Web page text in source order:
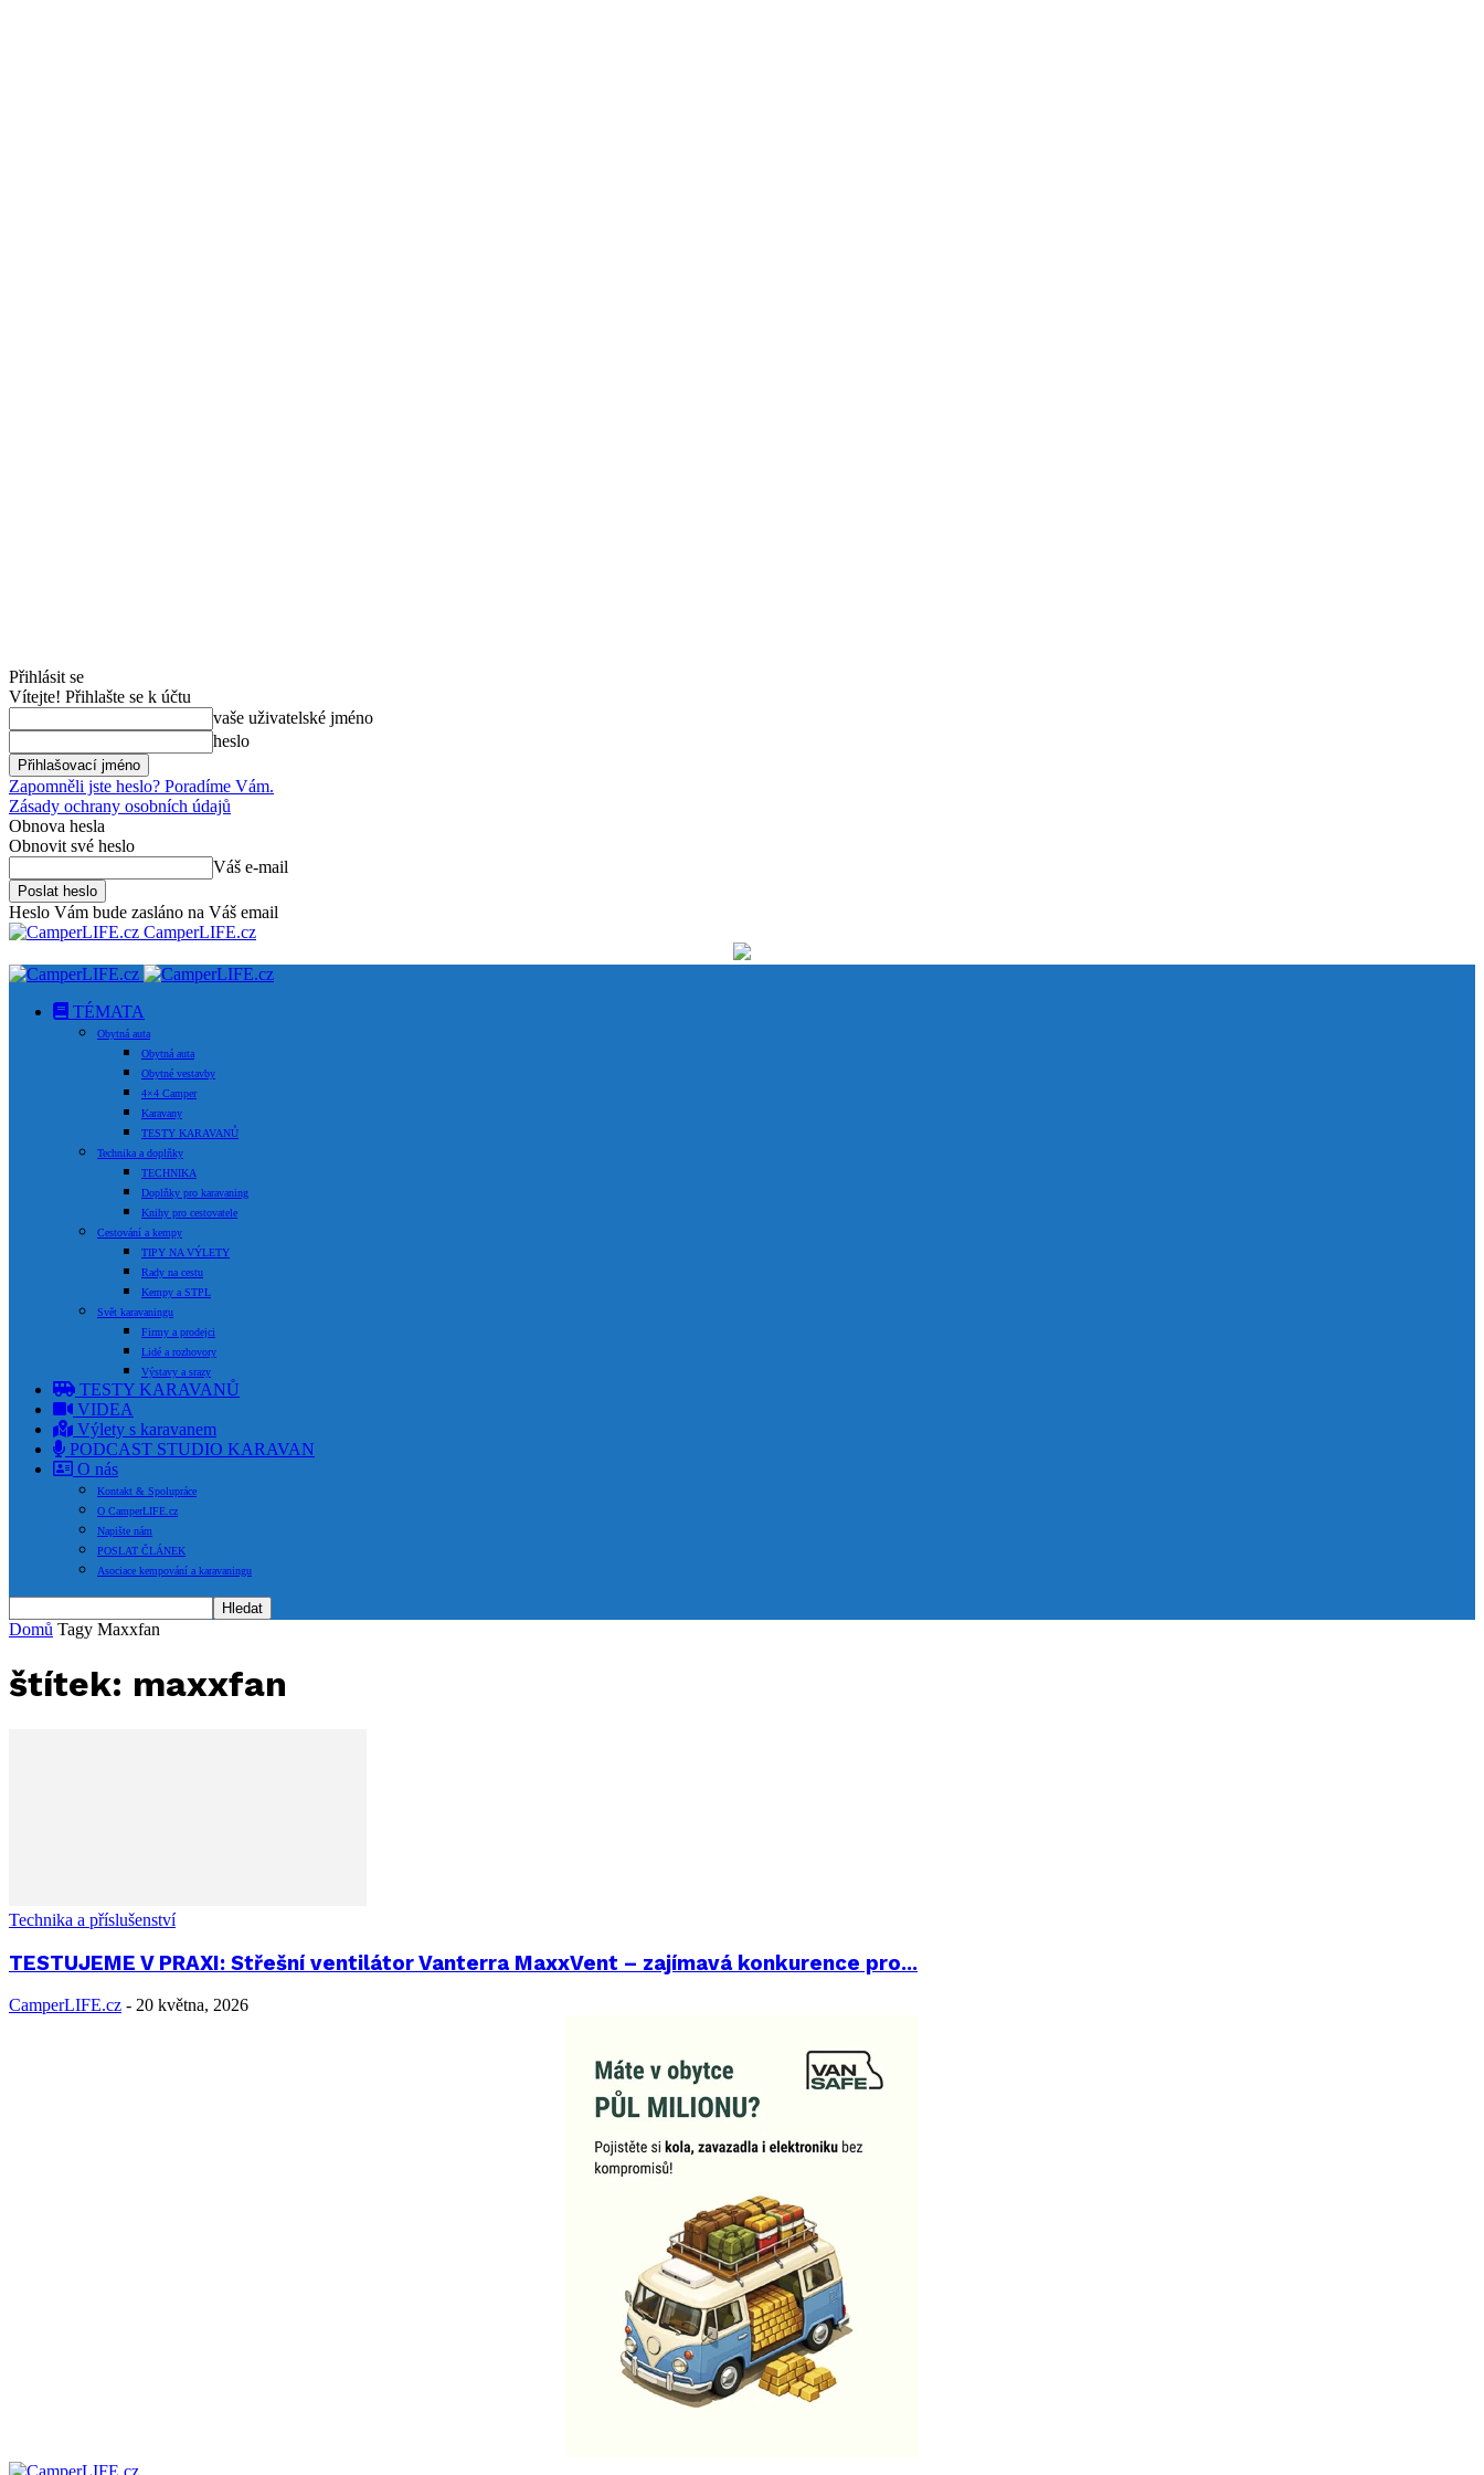
Přihlásit se
Vítejte! Přihlašte se k účtu
vaše uživatelské jméno
heslo
Zapomněli jste heslo? Poradíme Vám.
Zásady ochrany osobních údajů
Obnova hesla
Obnovit své heslo
Váš e-mail
Heslo Vám bude zasláno na Váš email
CamperLIFE.cz
TÉMATA
Obytná auta
Obytná auta
Obytné vestavby
4×4 Camper
Karavany
TESTY KARAVANŮ
Technika a doplňky
TECHNIKA
Doplňky pro karavaning
Knihy pro cestovatele
Cestování a kempy
TIPY NA VÝLETY
Rady na cestu
Kempy a STPL
Svět karavaningu
Firmy a prodejci
Lidé a rozhovory
Výstavy a srazy
TESTY KARAVANŮ
VIDEA
Výlety s karavanem
PODCAST STUDIO KARAVAN
O nás
Kontakt & Spolupráce
O CamperLIFE.cz
Napište nám
POSLAT ČLÁNEK
Asociace kempování a karavaningu
Domů Tagy Maxxfan
štítek: maxxfan
Technika a příslušenství
TESTUJEME V PRAXI: Střešní ventilátor Vanterra MaxxVent – zajímavá konkurence pro...
CamperLIFE.cz - 20 května, 2026